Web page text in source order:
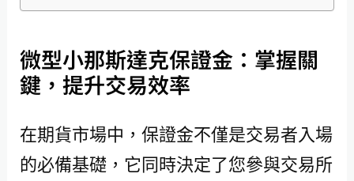
微型小那斯達克保證金：掌握關
鍵，提升交易效率
在期貨市場中，保證金不僅是交易者入場
的必備基礎，它同時決定了您參與交易所